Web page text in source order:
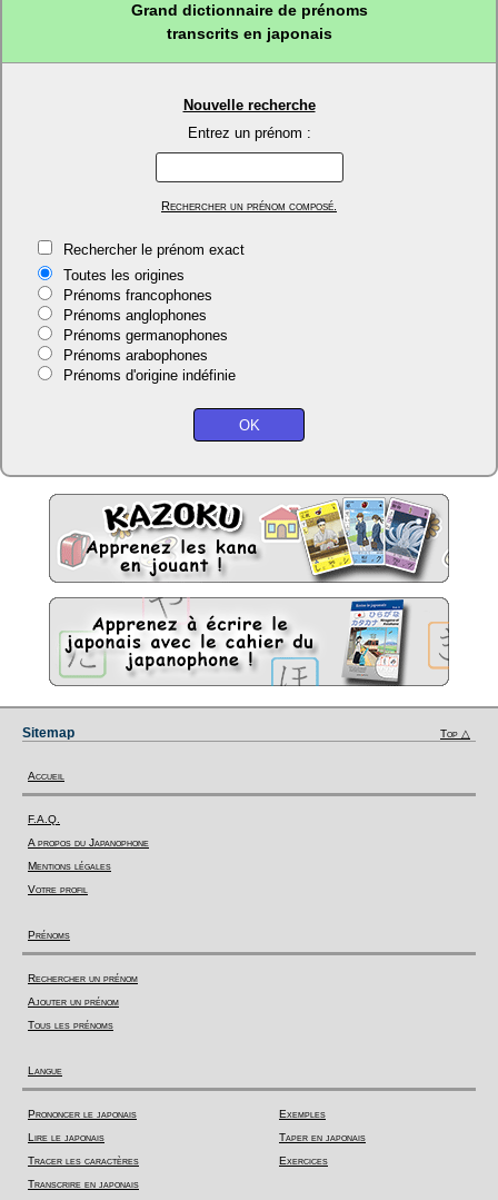
Grand dictionnaire de prénoms
transcrits en japonais
Nouvelle recherche
Entrez un prénom :
Rechercher un prénom composé.
Rechercher le prénom exact
Toutes les origines
Prénoms francophones
Prénoms anglophones
Prénoms germanophones
Prénoms arabophones
Prénoms d'origine indéfinie
Sitemap Top △
Accueil
F.A.Q.
A propos du Japanophone
Mentions légales
Votre profil
Prénoms
Rechercher un prénom
Ajouter un prénom
Tous les prénoms
Langue
Prononcer le japonais
Lire le japonais
Tracer les caractères
Transcrire en japonais
Exemples
Taper en japonais
Exercices